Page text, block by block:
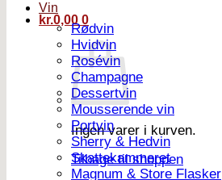
kr.0,00 0
Ingen varer i kurven.
Tilbage til shoppen
Vin
Rødvin
Hvidvin
Rosévin
Champagne
Dessertvin
Mousserende vin
Portvin
Sherry & Hedvin
Skattekammeret
Magnum & Store Flasker